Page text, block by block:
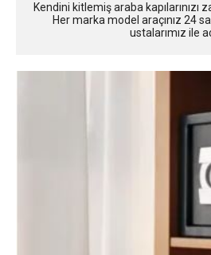
Kendini kitlemiş araba kapılarınızı
Her marka model araçınız 24
ustalarımız ile